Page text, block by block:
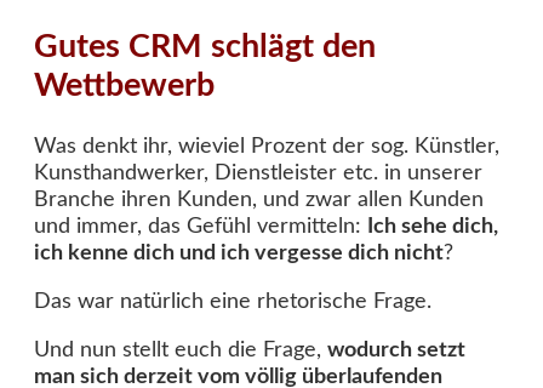
Gutes CRM schlägt den
Wettbewerb
Was denkt ihr, wieviel Prozent der sog. Künstler,
Kunsthandwerker, Dienstleister etc. in unserer
Branche ihren Kunden, und zwar allen Kunden
und immer, das Gefühl vermitteln:
Ich sehe dich,
ich kenne dich und ich vergesse dich nicht?
Das war natürlich eine rhetorische Frage.
Und nun stellt euch die Frage, wodurch setzt
man sich derzeit vom völlig überlaufenden